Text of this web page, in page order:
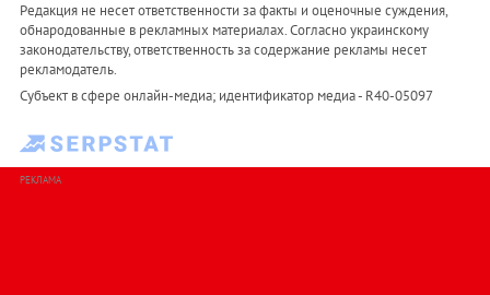
Редакция не несет ответственности за факты и оценочные суждения,
обнародованные в рекламных материалах. Согласно украинскому
законодательству, ответственность за содержание рекламы несет
рекламодатель.
Субъект в сфере онлайн-медиа; идентификатор медиа - R40-05097
РЕКЛАМА